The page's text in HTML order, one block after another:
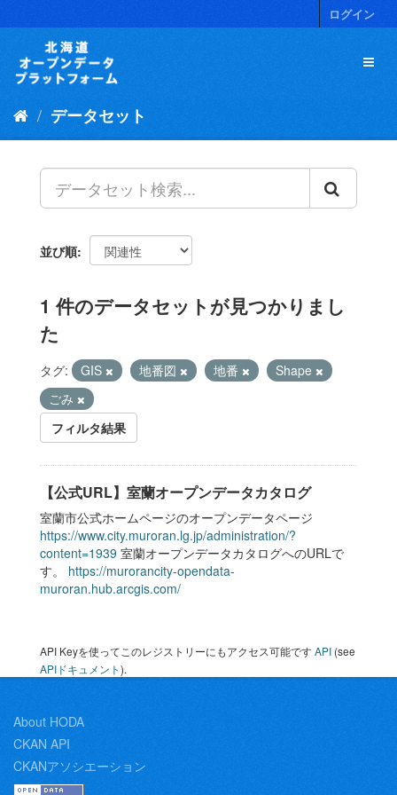
キ
ログイン
データセット
並び順
1 件のデータセットが見つかりまし
た
タグ: GIS 地番図 地番
Shape
ごみ
フィルタ結果
【公式URL】室蘭オープンデータカタログ
室蘭市公式ホームページのオープンデータページ
https://www.city.muroran.lg.jp/administration/?
content=1939 室蘭オープンデータカタログへのURLで
す。 https://murorancity-opendata-
muroran.hub.arcgis.com/
API Keyを使ってこのレジストリーにもアクセス可能ですAPI (see
APIドキュメント).
About HODA
CKAN API
CKANアソシエーション